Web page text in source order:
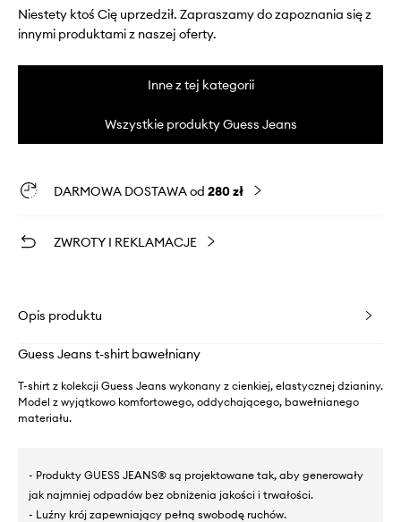
Niestety ktoś Cię uprzedził. Zapraszamy do zapoznania się z
innymi produktami z naszej oferty.
Inne z tej kategorii
Wszystkie produkty Guess Jeans
DARMOWA DOSTAWA od 280 zł
ZWROTY I REKLAMACJE
Opis produktu
Guess Jeans t-shirt bawełniany
T-shirt z kolekcji Guess Jeans wykonany z cienkiej, elastycznej dzianiny.
Model z wyjątkowo komfortowego, oddychającego, bawełnianego
materiału.
- Produkty GUESS JEANS® są projektowane tak, aby generowały
jak najmniej odpadów bez obniżenia jakości i trwałości.
- Luźny krój zapewniający pełną swobodę ruchów.